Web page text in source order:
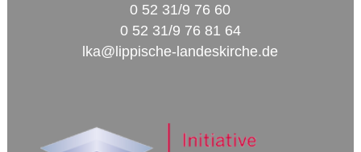
0 52 31/9 76 60
0 52 31/9 76 81 64
lka@lippische-landeskirche.de